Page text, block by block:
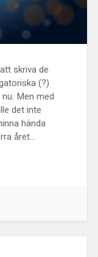
skriva de
(?)
Men med
det inte
hända
året...